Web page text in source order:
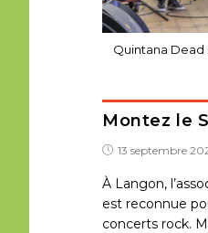
Quintana Dead
Montez le
13 septembre
À Langon,
est reconnue
concerts rock.